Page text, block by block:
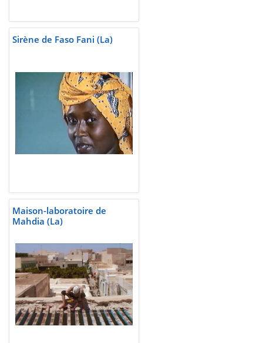
Sirène de Faso Fani (La)
Maison-laboratoire de
Mahdia (La)